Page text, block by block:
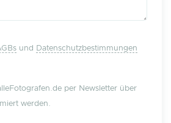
und
Datenschutzbestimmungen
per Newsletter über
werden.